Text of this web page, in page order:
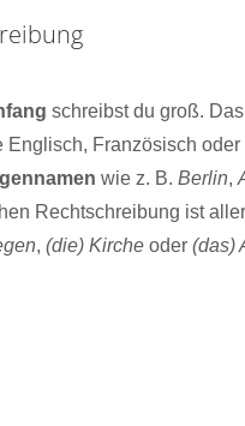
schreibst du groß.
Englisch, Französisch
wie z. B.Berlin,
Rechtschreibung ist
,(die) Kirche oder(das)